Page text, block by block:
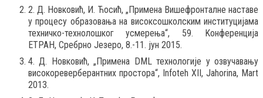
2. Д. Новковић, И. Ћосић, „Примена Вишефронталне наставе
у процесу образовања на високсошколским институцијама
техничко-технолошког усмерења“, 59. Kонференција
ЕТРАН, Сребрно Језеро, 8.-11. јун 2015.
4. Д. Новковић, „Примена DML технологије у озвучавању
високореверберантних простора“, Infoteh XII, Jahorina, Mart
2013.